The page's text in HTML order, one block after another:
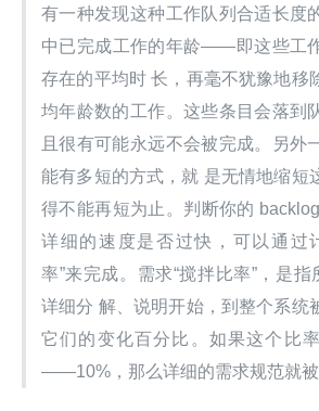
有一种发现这种工作队列合适长度
中已完成工作的年龄——即这些工
存在的平均时 长，再毫不犹豫地移
均年龄数的工作。这些条目会落到
且很有可能永远不会被完成。另外
能有多短的方式，就 是无情地缩短
得不能再短为止。判断你的
详细的速度是否过快，可以通过
率”来完成。需求“搅拌比率”，是指
详细分 解、说明开始，到整个系统
它们的变化百分比。如果这个比
——10%，那么详细的需求规范就被